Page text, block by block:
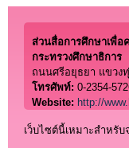
ส่วนสื่อการศึกษาเพื่อ
กระทรวงศึกษาธิการ
ถนนศรีอยุธยา แขวง
โทรศัพท์: 0-2354-
Website: http://
เว็บไซต์นี้เหมาะสำหรั